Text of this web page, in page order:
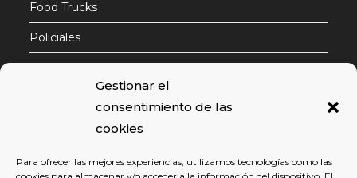
Gestionar el
consentimiento de las
cookies
Para ofrecer las mejores experiencias, utilizamos tecnologías como las
Food Trucks
Policiales
Contactar